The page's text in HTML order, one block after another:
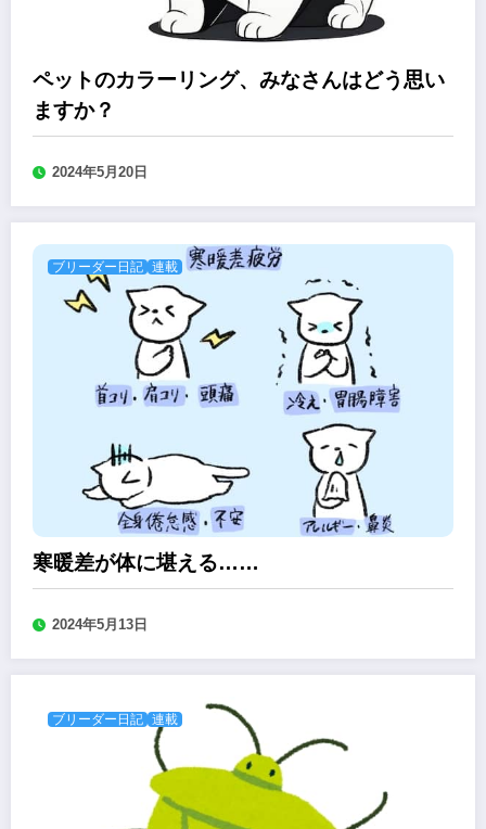
ペットのカラーリング、みなさんはどう思い
ますか？
2024年5月20日
ブリーダー日記 連載
寒暖差が体に堪える……
2024年5月13日
ブリーダー日記 連載